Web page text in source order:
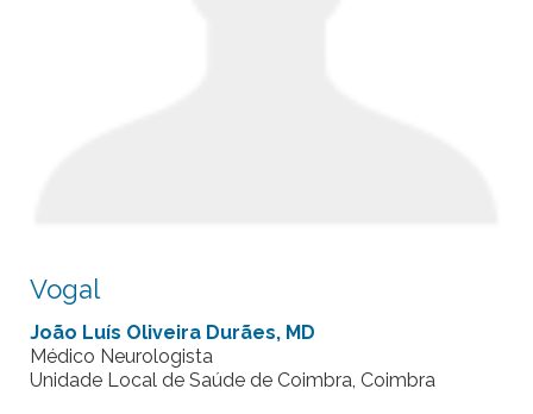
Vogal
João Luís Oliveira Durães, MD
Médico Neurologista
Unidade Local de Saúde de Coimbra, Coimbra